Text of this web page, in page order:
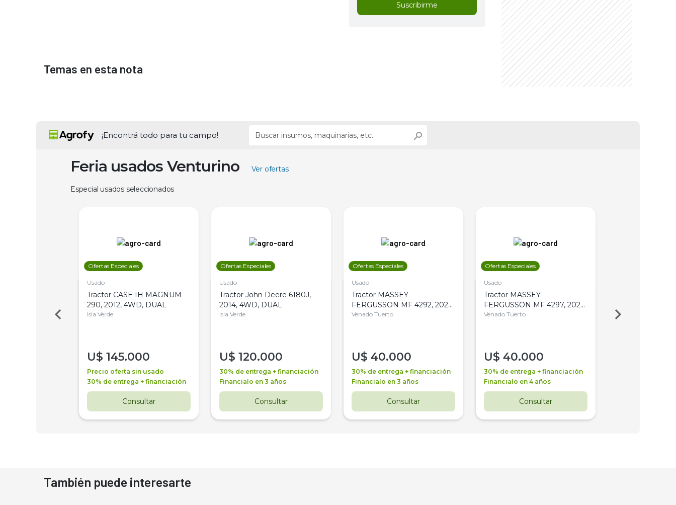
Suscribirme
Temas en esta nota
¡Encontrá todo para tu campo!
Feria usados Venturino Ver ofertas
Especial usados seleccionados
Ofertas Especiales
Usado
Tractor CASE IH MAGNUM
290, 2012, 4WD, DUAL
Isla Verde
U$ 145.000
Precio oferta sin usado
30% de entrega + financiación
Consultar
Ofertas Especiales
Usado
Tractor John Deere 6180J,
2014, 4WD, DUAL
Isla Verde
U$ 120.000
30% de entrega + financiación
Financialo en 3 años
Consultar
Ofertas Especiales
Usado
Tractor MASSEY
FERGUSSON MF 4292, 2020,
4WD, PATON
Venado Tuerto
U$ 40.000
30% de entrega + financiación
Financialo en 3 años
Consultar
Ofertas Especiales
Usado
Tractor MASSEY
FERGUSSON MF 4297, 2020,
4WD, PATON
Venado Tuerto
U$ 40.000
30% de entrega + financiación
Financialo en 4 años
Consultar
Venado Tuerto
También puede interesarte